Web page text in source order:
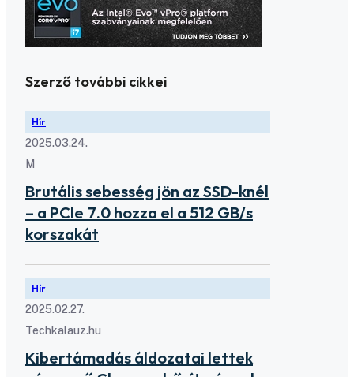
Szerző további cikkei
Hír
2025.03.24.
M
Brutális sebesség jön az SSD-knél
– a PCIe 7.0 hozza el a 512 GB/s
korszakát
Hír
2025.02.27.
Techkalauz.hu
Kibertámadás áldozatai lettek